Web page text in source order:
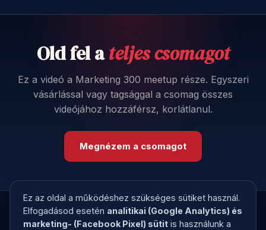
Old fel ateljes csomagot
Ez a videó a Marketing 300 meetup része. Egyszeri
vásárlással vagy tagsággal a csomag összes
videójához hozzáférsz, korlátlanul.
Megnézem a csomagot
Ez az oldal a működéshez szükséges sütiket használ.
Elfogadásod esetén analitikai (Google Analytics) és
marketing- (Facebook Pixel) sütit is használunk a